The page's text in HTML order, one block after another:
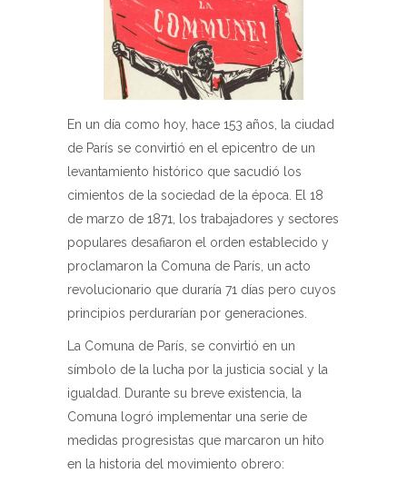
En un día como hoy, hace 153 años, la ciudad
de París se convirtió en el epicentro de un
levantamiento histórico que sacudió los
cimientos de la sociedad de la época. El 18
de marzo de 1871, los trabajadores y sectores
populares desafiaron el orden establecido y
proclamaron la Comuna de París, un acto
revolucionario que duraría 71 días pero cuyos
principios perdurarían por generaciones.
La Comuna de París, se convirtió en un
símbolo de la lucha por la justicia social y la
igualdad. Durante su breve existencia, la
Comuna logró implementar una serie de
medidas progresistas que marcaron un hito
en la historia del movimiento obrero: